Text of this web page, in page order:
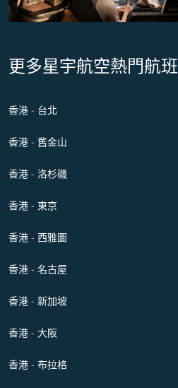
更多星宇航空熱門航班
香港 - 台北
香港 - 舊金山
香港 - 洛杉磯
香港 - 東京
香港 - 西雅圖
香港 - 名古屋
香港 - 新加坡
香港 - 大阪
香港 - 布拉格